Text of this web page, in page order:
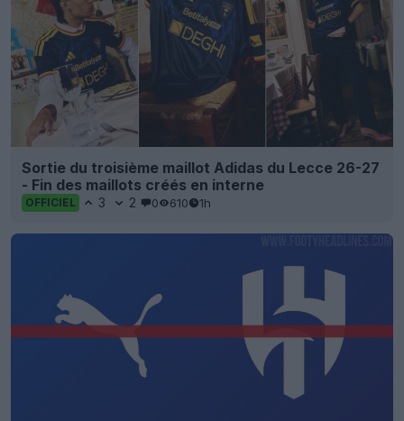
Sortie du troisième maillot Adidas du Lecce 26-27
- Fin des maillots créés en interne
OFFICIEL 3 2 0 610 1h